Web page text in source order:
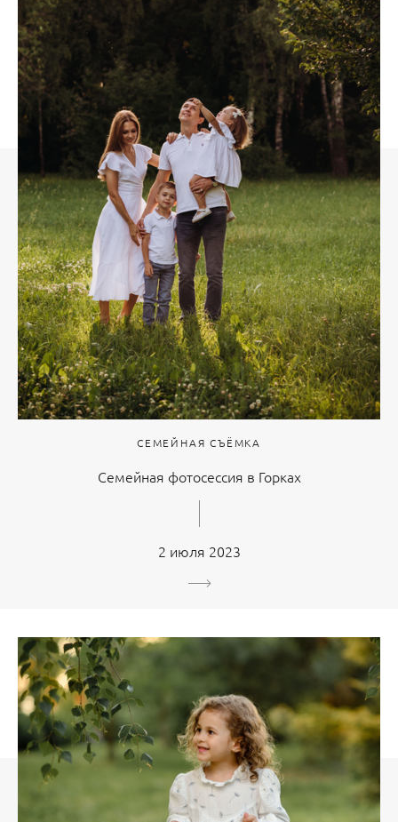
СЕМЕЙНАЯ СЪЁМКА
Семейная фотосессия в Горках
2 июля 2023